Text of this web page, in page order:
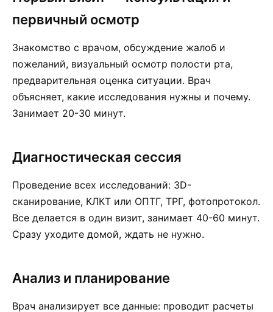
первичный осмотр
Знакомство с врачом, обсуждение жалоб и
пожеланий, визуальный осмотр полости рта,
предварительная оценка ситуации. Врач
объясняет, какие исследования нужны и почему.
Занимает 20-30 минут.
Диагностическая сессия
Проведение всех исследований: 3D-
сканирование, КЛКТ или ОПТГ, ТРГ, фотопротокол.
Все делается в один визит, занимает 40-60 минут.
Сразу уходите домой, ждать не нужно.
Анализ и планирование
Врач анализирует все данные: проводит расчеты